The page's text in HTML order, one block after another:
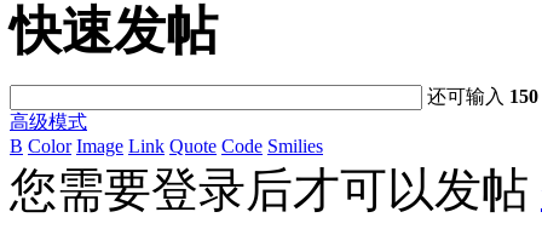
快速发帖
还可输入 150
高级模式
B Color Image Link Quote Code Smilies
您需要登录后才可以发帖